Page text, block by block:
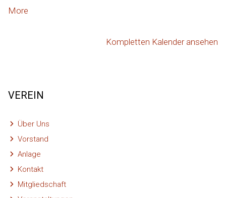
More
Kompletten Kalender ansehen
VEREIN
Über Uns
Vorstand
Anlage
Kontakt
Mitgliedschaft